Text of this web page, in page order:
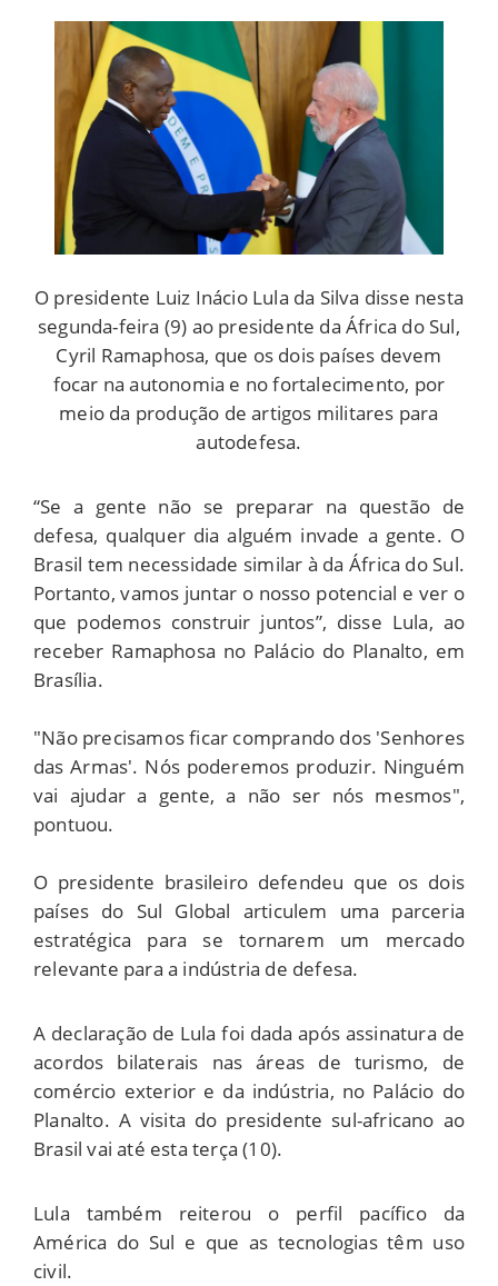
O presidente Luiz Inácio Lula da Silva disse nesta
segunda-feira (9) ao presidente da África do Sul,
Cyril Ramaphosa, que os dois países devem
focar na autonomia e no fortalecimento, por
meio da produção de artigos militares para
autodefesa.
“Se a gente não se preparar na questão de
defesa, qualquer dia alguém invade a gente. O
Brasil tem necessidade similar à da África do Sul.
Portanto, vamos juntar o nosso potencial e ver o
que podemos construir juntos”, disse Lula, ao
receber Ramaphosa no Palácio do Planalto, em
Brasília.
"Não precisamos ficar comprando dos 'Senhores
das Armas'. Nós poderemos produzir. Ninguém
vai ajudar a gente, a não ser nós mesmos",
pontuou.
O presidente brasileiro defendeu que os dois
países do Sul Global articulem uma parceria
estratégica para se tornarem um mercado
relevante para a indústria de defesa.
A declaração de Lula foi dada após assinatura de
acordos bilaterais nas áreas de turismo, de
comércio exterior e da indústria, no Palácio do
Planalto. A visita do presidente sul-africano ao
Brasil vai até esta terça (10).
Lula também reiterou o perfil pacífico da
América do Sul e que as tecnologias têm uso
civil.